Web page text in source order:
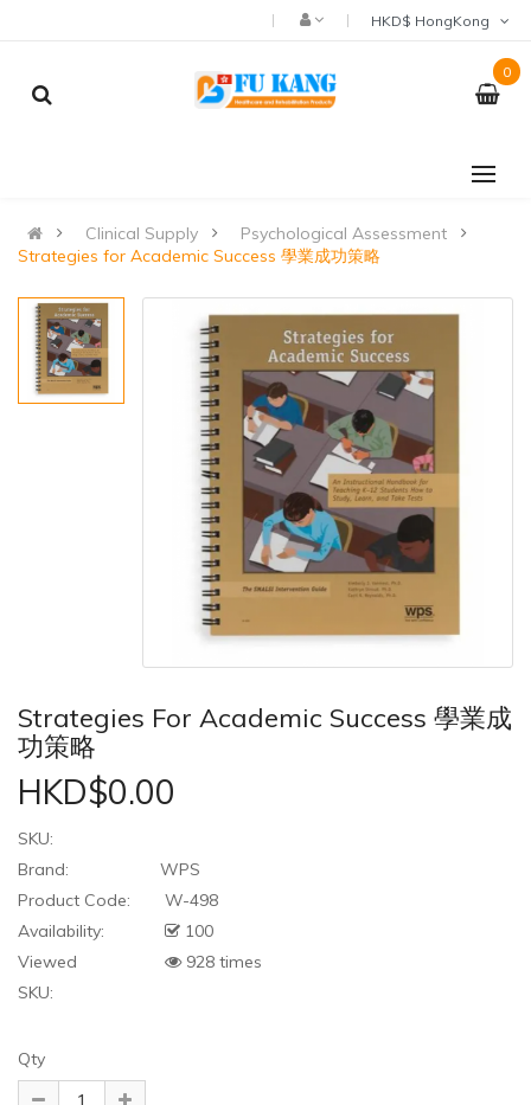
0
Clinical Supply
Psychological Assessment
Strategies for Academic Success 學業成功策略
Strategies For Academic Success 學業成
功策略
HKD$0.00
SKU:
Brand:
WPS
Product Code:
W-498
Availability:
100
Viewed
928 times
SKU:
Qty